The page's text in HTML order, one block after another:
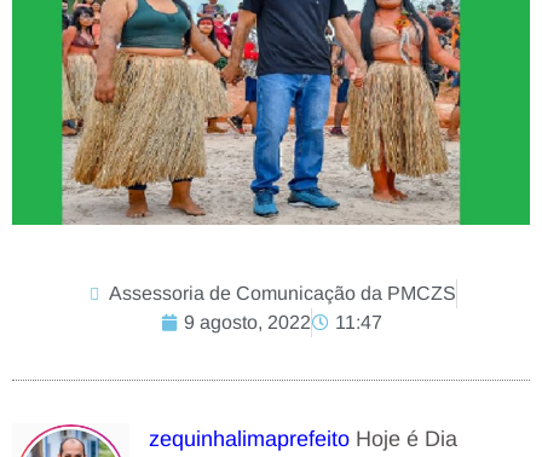
Assessoria de Comunicação da PMCZS
9 agosto, 2022
11:47
zequinhalimaprefeito Hoje é Dia